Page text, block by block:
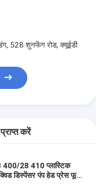
528 शुनफेंग रोड, क्यूईडी
करें
400/28 410 प्लास्टिक
डिस्पेंसर पंप हेड प्रेस फूड